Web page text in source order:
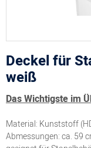
Deckel für
weiß
Das Wichtigste im
Material: Kunststoff
Abmessungen: ca. 59